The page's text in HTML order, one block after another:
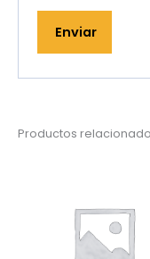
Productos